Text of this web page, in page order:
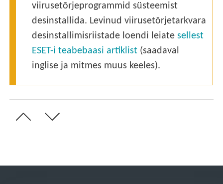
viirusetõrjeprogrammid süsteemist
desinstallida. Levinud viirusetõrjetarkvara
desinstallimisriistade loendi leiatesellest
ESET-i teabebaasi artiklist (saadaval
inglise ja mitmes muus keeles).